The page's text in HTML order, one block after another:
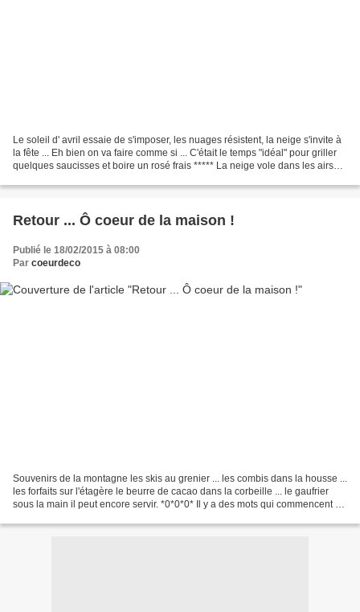
Le soleil d' avril essaie de s'imposer, les nuages résistent, la neige s'invite à
la fête ... Eh bien on va faire comme si ... C'était le temps "idéal" pour griller
quelques saucisses et boire un rosé frais ***** La neige vole dans les airs
Retour ... Ô coeur de la maison !
Publié le 18/02/2015 à 08:00
Par coeurdeco
Souvenirs de la montagne les skis au grenier ... les combis dans la housse ...
les forfaits sur l'étagère le beurre de cacao dans la corbeille ... le gaufrier
sous la main il peut encore servir. *0*0*0* Il y a des mots qui commencent à